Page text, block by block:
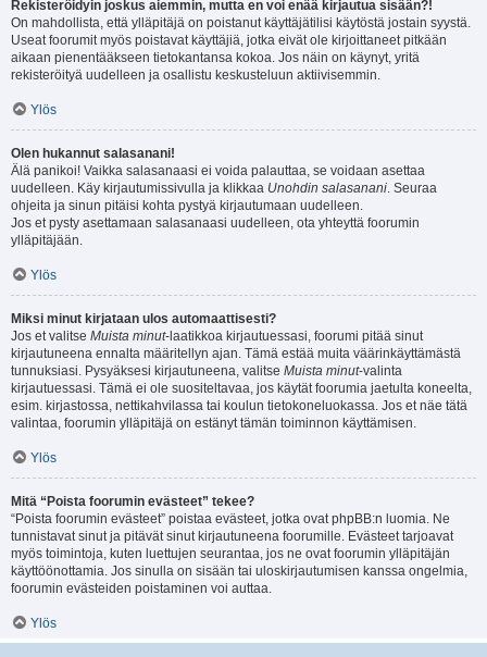
Rekisteröidyin joskus aiemmin, mutta en voi enää kirjautua sisään?!
On mahdollista, että ylläpitäjä on poistanut käyttäjätilisi käytöstä jostain syystä.
Useat foorumit myös poistavat käyttäjiä, jotka eivät ole kirjoittaneet pitkään
aikaan pienentääkseen tietokantansa kokoa. Jos näin on käynyt, yritä
rekisteröityä uudelleen ja osallistu keskusteluun aktiivisemmin.
Ylös
Olen hukannut salasanani!
Älä panikoi! Vaikka salasanaasi ei voida palauttaa, se voidaan asettaa
uudelleen. Käy kirjautumissivulla ja klikkaa Unohdin salasanani. Seuraa
ohjeita ja sinun pitäisi kohta pystyä kirjautumaan uudelleen.
Jos et pysty asettamaan salasanaasi uudelleen, ota yhteyttä foorumin
ylläpitäjään.
Ylös
Miksi minut kirjataan ulos automaattisesti?
Jos et valitse Muista minut-laatikkoa kirjautuessasi, foorumi pitää sinut
kirjautuneena ennalta määritellyn ajan. Tämä estää muita väärinkäyttämästä
tunnuksiasi. Pysyäksesi kirjautuneena, valitse Muista minut-valinta
kirjautuessasi. Tämä ei ole suositeltavaa, jos käytät foorumia jaetulta koneelta,
esim. kirjastossa, nettikahvilassa tai koulun tietokoneluokassa. Jos et näe tätä
valintaa, foorumin ylläpitäjä on estänyt tämän toiminnon käyttämisen.
Ylös
Mitä “Poista foorumin evästeet” tekee?
“Poista foorumin evästeet” poistaa evästeet, jotka ovat phpBB:n luomia. Ne
tunnistavat sinut ja pitävät sinut kirjautuneena foorumille. Evästeet tarjoavat
myös toimintoja, kuten luettujen seurantaa, jos ne ovat foorumin ylläpitäjän
käyttöönottamia. Jos sinulla on sisään tai uloskirjautumisen kanssa ongelmia,
foorumin evästeiden poistaminen voi auttaa.
Ylös